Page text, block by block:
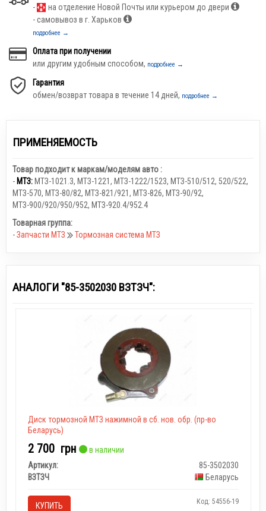
-
на отделение Новой Почты или курьером до двери
- самовывоз в г. Харьков
подробнее →
Оплата при получении
или другим удобным способом, подробнее →
Гарантия
обмен/возврат товара в течение 14 дней, подробнее →
ПРИМЕНЯЕМОСТЬ
Товар подходит к маркам/моделям авто :
- МТЗ:МТЗ-1021.3, МТЗ-1221, МТЗ-1222/1523, МТЗ-510/512, 520/522,
МТЗ-570, МТЗ-80/82, МТЗ-821/921, МТЗ-826, МТЗ-90/92,
МТЗ-900/920/950/952, МТЗ-920.4/952.4
Товарная группа:
-Запчасти МТЗ Тормозная система МТЗ
АНАЛОГИ "85-3502030 ВЗТЗЧ":
Диск тормозной МТЗ нажимной в сб. нов. обр. (пр-во
Беларусь)
2 700 грн
в наличии
Артикул:
85-3502030
ВЗТЗЧ
Беларусь
КУПИТЬ Код: 54556-19